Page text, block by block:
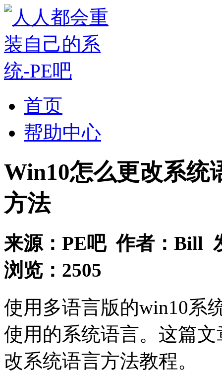
首页
帮助中心
Win10怎么更改系统
方法
来源： PE吧作者： Bill
浏览： 2505
使用多语言版的win10系
使用的系统语言。这篇
改系统语言方法教程。